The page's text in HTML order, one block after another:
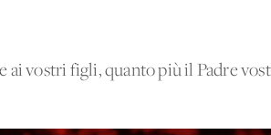
ai vostri figli, quanto più il Padre